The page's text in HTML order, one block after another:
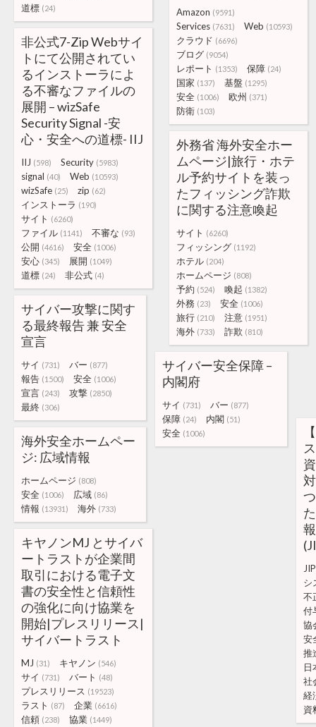
道標 (24) Amazon (9591)
Services (7631) Web (10593)
クラウド (6696)
ブログ (9054)
レポート (1353) 保障 (24)
国家 (137) 基盤 (1295)
安全 (1006) 欧州 (371)
防衛 (103)
非公式7-Zip Webサイ
トにて公開されてい
るインストーラによ
る不審なファイルの
展開 – wizSafe
Security Signal -安
心・安全への道標- IIJ
IIJ (598) Security (5983)
signal (40) Web (10593)
wizSafe (25) zip (62)
インストーラ (190)
サイト (6260)
ファイル (1141) 不審な (93)
公開 (4616) 安全 (1006)
安心 (345) 展開 (1049)
道標 (24) 非公式 (4)
外務省 海外安全ホー
ムページ|旅行・ホテ
ル予約サイトを装っ
たフィッシング詐欺
に関する注意喚起
サイト (6260)
フィッシング (1192)
ホテル (204)
ホームページ (808)
予約 (524) 喚起 (1382)
外務 (23) 安全 (1006)
旅行 (210) 注意 (1951)
海外 (733) 詐欺 (810)
サイバー攻撃に関す
る最終報告 兼 安全
宣言
サイ (731) バー (877)
報告 (1500) 安全 (1006)
宣言 (243) 攻撃 (2850)
最終 (306)
サイバー安全保障 –
内閣府
サイ (731) バー (877)
保障 (24) 内閣 (51)
安全 (1006)
シ
不
付
協
安
推
日
社
経
資
海外安全ホームペー
ジ: 広域情報
ホームページ (808)
安全 (1006) 広域 (86)
情報 (13931) 海外 (733)
キヤノンMJ とサイバ
ートラストが企業間
取引における電子文
書の安全性と信頼性
の強化に向け協業を
開始|プレスリリース|
サイバートラスト
MJ (31) キヤノン (546)
サイ (731) バート (48)
プレスリリース (19523)
ラスト (87) 企業 (6616)
信頼 (238) 協業 (1449)